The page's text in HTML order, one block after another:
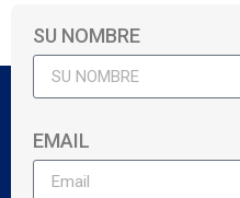
SU NOMBRE
EMAIL